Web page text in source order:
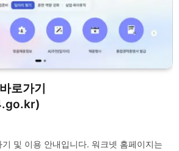
로가기
및 이용 안내입니다. 워크넷 홈페이지는